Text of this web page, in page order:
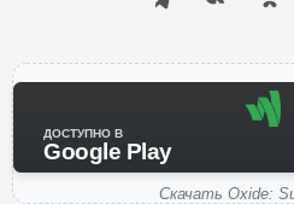
ДОСТУПНО В
Google Play
Скачать Oxide: